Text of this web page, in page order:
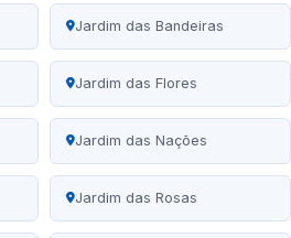
Jardim das Bandeiras
Jardim das Flores
Jardim das Nações
Jardim das Rosas